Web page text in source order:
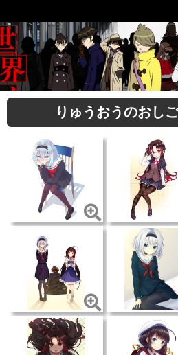
りゅうおうのおし